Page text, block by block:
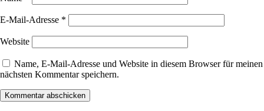
E-Mail-Adresse *
Website
Name, E-Mail-Adresse und Website in diesem Browser für meinen
nächsten Kommentar speichern.